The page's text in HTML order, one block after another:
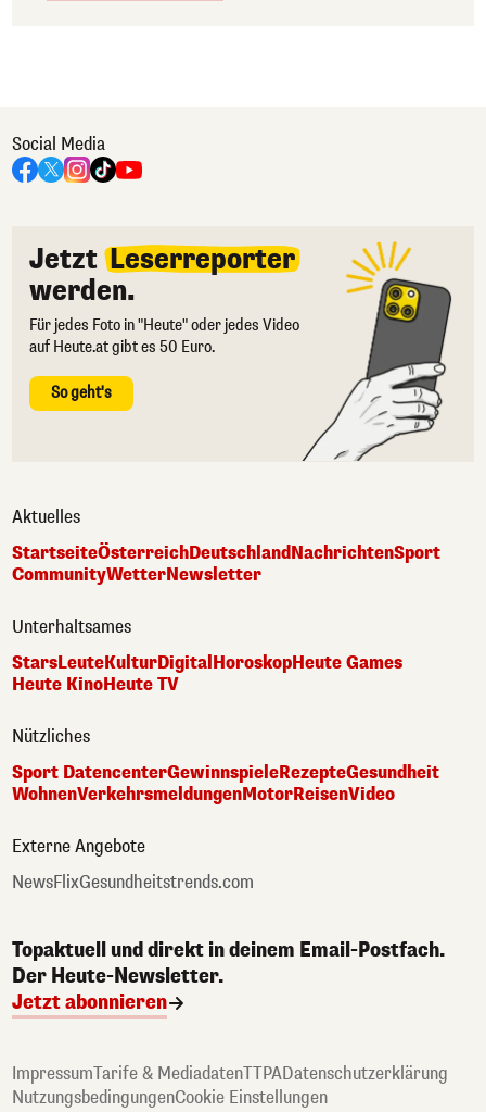
Social Media
Jetzt Leserreporter
werden.
Für jedes Foto in "Heute" oder jedes Video
auf Heute.at gibt es 50 Euro.
So geht's
Aktuelles
StartseiteÖsterreichDeutschlandNachrichtenSport
CommunityWetterNewsletter
Unterhaltsames
StarsLeuteKulturDigital HoroskopHeute Games
Heute KinoHeute TV
Nützliches
Sport DatencenterGewinnspieleRezepteGesundheit
WohnenVerkehrsmeldungenMotorReisenVideo
Externe Angebote
NewsFlixGesundheitstrends.com
Topaktuell und direkt in deinem Email-Postfach.
Der Heute-Newsletter.
Jetzt abonnieren
ImpressumTarife & MediadatenTTPADatenschutzerklärung
NutzungsbedingungenCookie Einstellungen